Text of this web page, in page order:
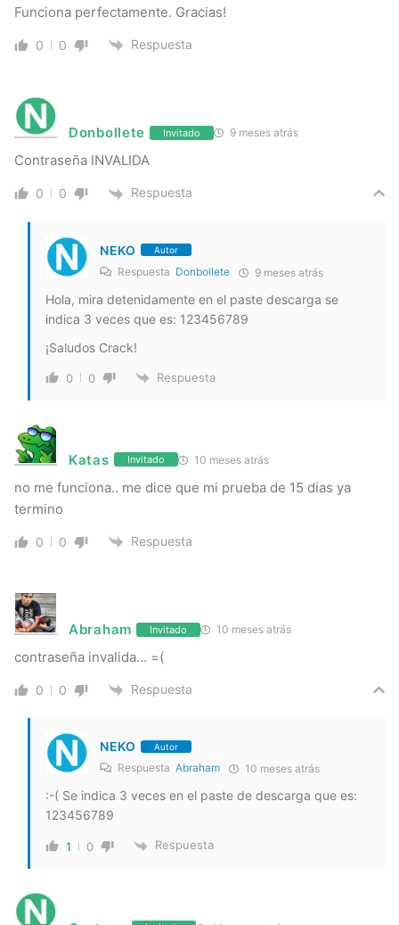
Funciona perfectamente. Gracias!
0 0 Respuesta
Donbollete Invitado 9 meses atrás
Contraseña INVALIDA
0 0 Respuesta
NEKO Autor
Respuesta Donbollete 9 meses atrás
Hola, mira detenidamente en el paste descarga se
indica 3 veces que es: 123456789
¡Saludos Crack!
0 0 Respuesta
Katas Invitado 10 meses atrás
no me funciona.. me dice que mi prueba de 15 dias ya
termino
0 0 Respuesta
Abraham Invitado 10 meses atrás
contraseña invalida… =(
0 0 Respuesta
NEKO Autor
Respuesta Abraham 10 meses atrás
:-( Se indica 3 veces en el paste de descarga que es:
123456789
1 0 Respuesta